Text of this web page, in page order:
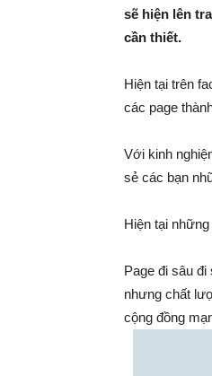
sẽ hiện lên
cần thiết.
Hiện tại trên
các page
Với kinh
sẻ các bạn
Hiện tại
Page đi sâu
nhưng chất
cộng đồng